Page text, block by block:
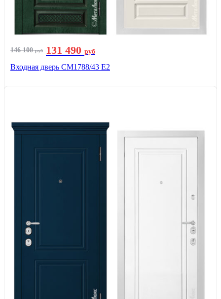
146 100руб 131 490 руб
Входная дверь СМ1788/43 E2